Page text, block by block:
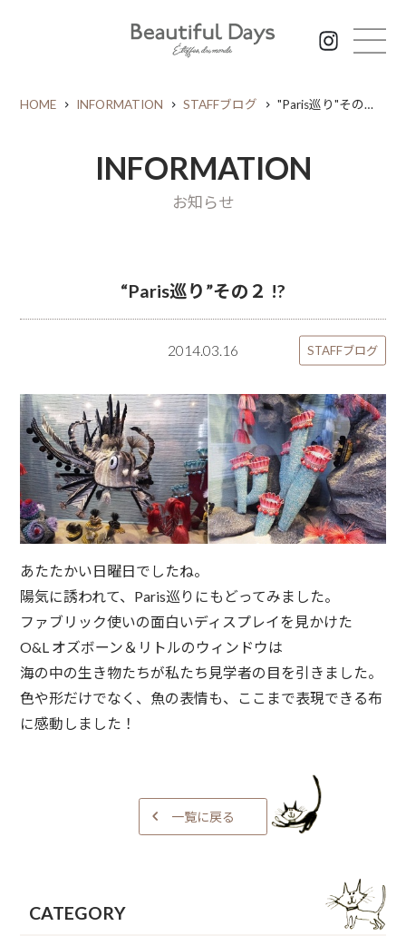
HOME INFORMATION STAFFブログ "Paris巡り"その２ !?
INFORMATION
お知らせ
“Paris巡り”その２ !?
2014.03.16 STAFFブログ
あたたかい日曜日でしたね。
陽気に誘われて、Paris巡りにもどってみました。
ファブリック使いの面白いディスプレイを見かけた
O&L オズボーン＆リトルのウィンドウは
海の中の生き物たちが私たち見学者の目を引きました。
色や形だけでなく、魚の表情も、ここまで表現できる布
に感動しました！
一覧に戻る
CATEGORY